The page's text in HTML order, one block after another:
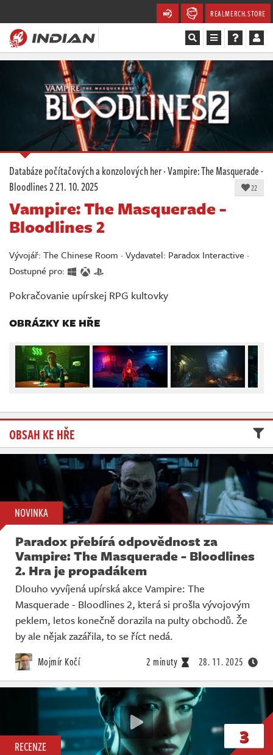
REALMERCH.STORE
Soutěže
Databáze
Komunita
Redakce
Živě
Databáze počítačových a konzolových her·Vampire: The Masquerade -
Bloodlines 221. 10. 2025 22
Vampire: The Masquerade -
Bloodlines 2
Vývojář: The Chinese Room · Vydavatel: Paradox Interactive ·
Dostupné pro:
Pokračovanie upírskej RPG kultovky
OBRÁZKY KE HŘE
OBSAH KE HŘE
NOVINKA
Paradox přebírá odpovědnost za
Vampire: The Masquerade - Bloodlines
2. Hra je propadákem
Dlouho vyvíjená upírská akce Vampire: The
Masquerade - Bloodlines 2, která si prošla vývojovým
peklem, letos konečně dorazila na pulty obchodů. Že
by ale nějak zazářila, to se říct nedá.
Mojmír Kočí 2 minuty 28. 11. 2025
RECENZE 3